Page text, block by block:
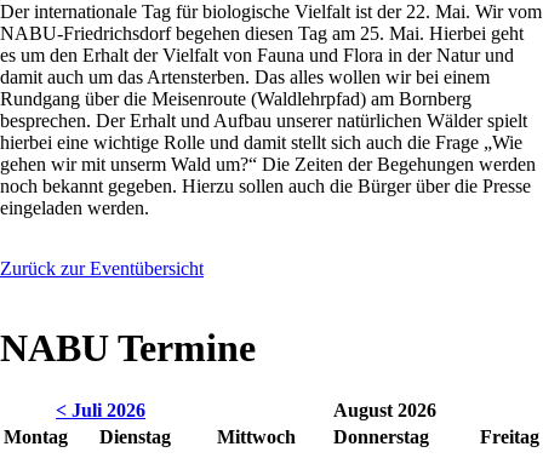
Der internationale Tag für biologische Vielfalt ist der 22. Mai. Wir vom
NABU-Friedrichsdorf begehen diesen Tag am 25. Mai. Hierbei geht
es um den Erhalt der Vielfalt von Fauna und Flora in der Natur und
damit auch um das Artensterben. Das alles wollen wir bei einem
Rundgang über die Meisenroute (Waldlehrpfad) am Bornberg
besprechen. Der Erhalt und Aufbau unserer natürlichen Wälder spielt
hierbei eine wichtige Rolle und damit stellt sich auch die Frage „Wie
gehen wir mit unserm Wald um?“ Die Zeiten der Begehungen werden
noch bekannt gegeben. Hierzu sollen auch die Bürger über die Presse
eingeladen werden.
Zurück zur Eventübersicht
NABU Termine
< Juli 2026
August 2026
Montag
Dienstag Mittwoch Donnerstag Freitag